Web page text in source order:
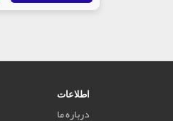
اطلاعات
درباره ما